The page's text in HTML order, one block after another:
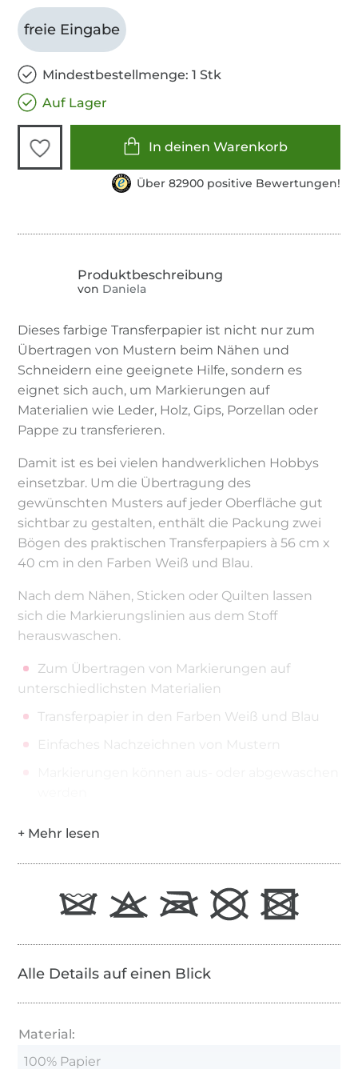
freie Eingabe
Mindestbestellmenge: 1 Stk
Auf Lager
In deinen Warenkorb
Über 82900 positive Bewertungen!
von Daniela
Dieses farbige Transferpapier ist nicht nur zum
Übertragen von Mustern beim Nähen und
Schneidern eine geeignete Hilfe, sondern es
eignet sich auch, um Markierungen auf
Materialien wie Leder, Holz, Gips, Porzellan oder
Pappe zu transferieren.
Damit ist es bei vielen handwerklichen Hobbys
einsetzbar. Um die Übertragung des
gewünschten Musters auf jeder Oberfläche gut
sichtbar zu gestalten, enthält die Packung zwei
Bögen des praktischen Transferpapiers à 56 cm x
40 cm in den Farben Weiß und Blau.
Nach dem Nähen, Sticken oder Quilten lassen
sich die Markierungslinien aus dem Stoff
herauswaschen.
Zum Übertragen von Markierungen auf
unterschiedlichsten Materialien
Transferpapier in den Farben Weiß und Blau
Einfaches Nachzeichnen von Mustern
Alle Details auf einen Blick
Material:
100% Papier